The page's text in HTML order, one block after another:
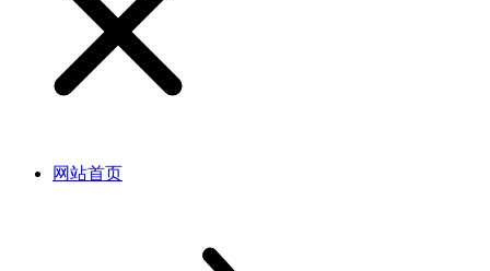
网站首页